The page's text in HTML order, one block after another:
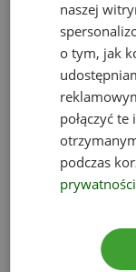
minimalny
minimalną
Ponadto w
działalności
jeszcze
lub pozwolenie
wyjątkowo
Eko-Projekt!
naszej
o tym, jak
połączyć
podczas
prywatności